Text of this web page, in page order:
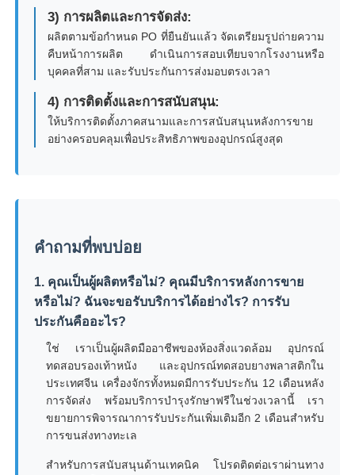
3) การผลิตและการจัดส่ง:
ผลิตตามข้อกำหนด PO ที่ยืนยันแล้ว จัดเตรียมรูปถ่ายความ
คืบหน้าการผลิต ดำเนินการสอบเทียบจากโรงงานหรือ
บุคคลที่สาม และรับประกันการส่งมอบตรงเวลา
4) การติดตั้งและการสนับสนุน:
ให้บริการติดตั้งภาคสนามและการสนับสนุนหลังการขาย
อย่างครอบคลุมเพื่อประสิทธิภาพของอุปกรณ์สูงสุด
คำถามที่พบบ่อย
1. คุณเป็นผู้ผลิตหรือไม่? คุณมีบริการหลังการขาย
หรือไม่? ฉันจะขอรับบริการได้อย่างไร? การรับ
ประกันคืออะไร?
ใช่ เราเป็นผู้ผลิตมืออาชีพของห้องสิ่งแวดล้อม อุปกรณ์
ทดสอบรองเท้าหนัง และอุปกรณ์ทดสอบยางพลาสติกใน
ประเทศจีน เครื่องจักรทั้งหมดมีการรับประกัน 12 เดือนหลัง
การจัดส่ง พร้อมบริการบำรุงรักษาฟรีในช่วงเวลานี้ เรา
ขยายการพิจารณาการรับประกันเพิ่มเติมอีก 2 เดือนสำหรับ
การขนส่งทางทะเล
สำหรับการสนับสนุนด้านเทคนิค โปรดติดต่อเราผ่านทาง